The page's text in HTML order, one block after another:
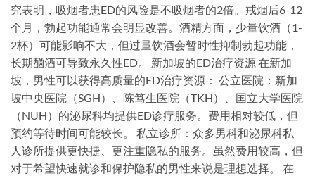
究表明，吸烟者患ED的风险是不吸烟者的2倍。戒烟后6-12
个月，勃起功能通常会明显改善。酒精方面，少量饮酒（1-
2杯）可能影响不大，但过量饮酒会暂时性抑制勃起功能，
长期酗酒可导致永久性ED。 新加坡的ED治疗资源 在新加
坡，男性可以获得高质量的ED治疗资源： 公立医院：新加
坡中央医院（SGH）、陈笃生医院（TKH）、国立大学医院
（NUH）的泌尿科均提供ED诊疗服务。费用相对较低，但
预约等待时间可能较长。 私立诊所：众多男科和泌尿科私
人诊所提供更快捷、更注重隐私的服务。虽然费用较高，但
对于希望快速就诊和保护隐私的男性来说是理想选择。 在